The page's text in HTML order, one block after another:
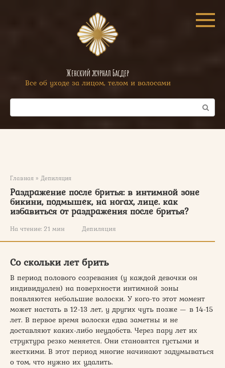
Женский журнал Басдер
Все об уходе за лицом, телом и волосами
Поиск:
Главная » Депиляция
Раздражение после бритья: в интимной зоне
бикини, подмышек, на ногах, лице. как
избавиться от раздражения после бритья?
На чтение: 21 мин Депиляция
Со скольки лет брить
В период полового созревания (у каждой девочки он
индивидуален) на поверхности интимной зоны
появляются небольшие волоски. У кого-то этот момент
может настать в 12-13 лет, у других чуть позже — в 14-15
лет. В первое время волоски едва заметны и не
доставляют каких-либо неудобств. Через пару лет их
структура резко меняется. Они становятся густыми и
жесткими. В этот период многие начинают задумываться
о том, что нужно их удалить.